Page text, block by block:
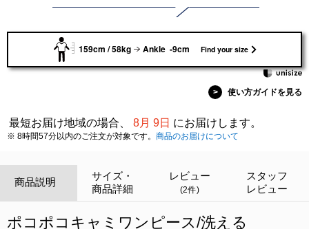
159cm / 58kg Ankle -9cm Find your size
> 使い方ガイドを見る
最短お届け地域の場合、 8月 9日 にお届けします。
※ 8時間57分以内のご注文が対象です。 商品のお届けについて
商品説明
サイズ・
商品詳細
レビュー
(2件)
スタッフ
レビュー
ポコポコキャミワンピース/洗える